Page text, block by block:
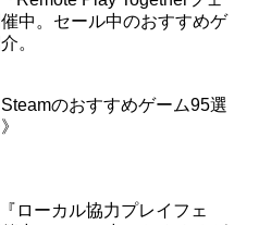
中。セール中のおすすめゲ
。
Steamのおすすめゲーム95選
ローカル協力プレイフェ